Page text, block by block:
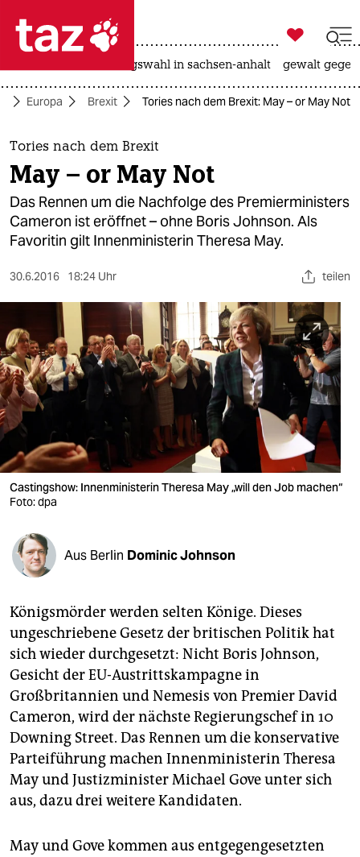
 taz zahl ich
taz zahl ich
themen
politik
öko
gesellschaft
sport
berlin
nord
wahrheit
verlag
verlag
veranstaltungen
shop
unterstützen
abo
genossenschaft
epaper login

taz zahl ich
landtagswahl in sachsen-anhalt gewalt
Europa Brexit Tories nach dem Brexit: May – or May Not
Tories nach dem Brexit
May – or May Not
Das Rennen um die Nachfolge des Premierministers
Cameron ist eröffnet – ohne Boris Johnson. Als
Favoritin gilt Innenministerin Theresa May.
30.6.2016 18:24 Uhr teilen
Castingshow: Innenministerin Theresa May „will den Job machen“
Foto: dpa
Aus Berlin Dominic Johnson
Königsmörder werden selten Könige. Dieses
ungeschriebene Gesetz der britischen Politik hat
sich wieder durchgesetzt: Nicht Boris Johnson,
Gesicht der EU-Austrittskampagne in
Großbritannien und Nemesis von Premier David
Cameron, wird der nächste Regierungschef in 10
Downing Street. Das Rennen um die konservative
Parteiführung machen Innenministerin Theresa
May und Justizminister Michael Gove unter sich
aus, dazu drei weitere Kandidaten.
May und Gove kommen aus entgegengesetzten